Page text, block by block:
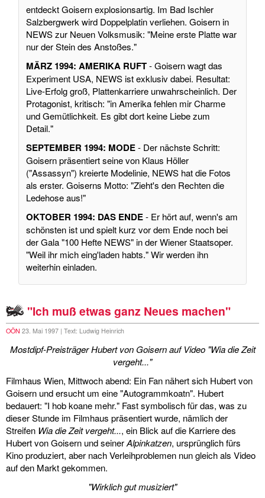
entdeckt Goisern explosionsartig. Im Bad Ischler
Salzbergwerk wird Doppelplatin verliehen. Goisern in
NEWS zur Neuen Volksmusik: "Meine erste Platte war
nur der Stein des Anstoßes."
MÄRZ 1994: AMERIKA RUFT- Goisern wagt das
Experiment USA, NEWS ist exklusiv dabei. Resultat:
Live-Erfolg groß, Plattenkarriere unwahrscheinlich. Der
Protagonist, kritisch: "in Amerika fehlen mir Charme
und Gemütlichkeit. Es gibt dort keine Liebe zum
Detail."
SEPTEMBER 1994: MODE- Der nächste Schritt:
Goisern präsentiert seine von Klaus Höller
("Assassyn") kreierte Modelinie, NEWS hat die Fotos
als erster. Goiserns Motto: "Zieht's den Rechten die
Ledehose aus!"
OKTOBER 1994: DAS ENDE- Er hört auf, wenn's am
schönsten ist und spielt kurz vor dem Ende noch bei
der Gala "100 Hefte NEWS" in der Wiener Staatsoper.
"Weil ihr mich eing'laden habts." Wir werden ihn
weiterhin einladen.
"Ich muß etwas ganz Neues machen"
OÖN 23. Mai 1997 | Text: Ludwig Heinrich
Mostdipf-Preisträger Hubert von Goisern auf Video "Wia die Zeit
vergeht..."
Filmhaus Wien, Mittwoch abend: Ein Fan nähert sich Hubert von
Goisern und ersucht um eine "Autogrammkoatn". Hubert
bedauert: "I hob koane mehr." Fast symbolisch für das, was zu
dieser Stunde im Filmhaus präsentiert wurde, nämlich der
Streifen Wia die Zeit vergeht..., ein Blick auf die Karriere des
Hubert von Goisern und seinerAlpinkatzen, ursprünglich fürs
Kino produziert, aber nach Verleihproblemen nun gleich als Video
auf den Markt gekommen.
"Wirklich gut musiziert"